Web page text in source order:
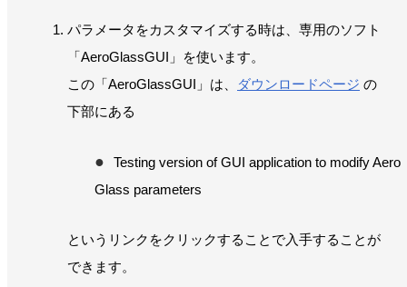
パラメータをカスタマイズする時は、専用のソフト
「AeroGlassGUI」を使います。
この「AeroGlassGUI」は、
ダウンロードページ の
下部にある
Testing version of GUI application to modify Aero
Glass parameters
というリンクをクリックすることで入手することが
できます。